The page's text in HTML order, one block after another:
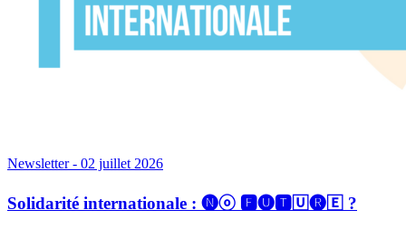
Newsletter- 02 juillet 2026
Solidarité internationale : 🅝ⓞ 🅵🅤🆃🅄🅡🄴 ?